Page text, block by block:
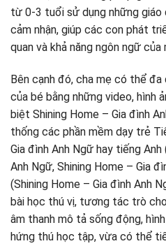
từ 0-3 tuổi sử dụng những giáo
cảm nhận, giúp các con phát
quan và khả năng ngôn ngữ của
Bên cạnh đó, cha mẹ có thể
của bé bằng những video, hình
biệt Shining Home – Gia đình
thống các phần mềm dạy trẻ
Gia đình Anh Ngữ hay tiếng
Anh Ngữ, Shining Home – Gia
(Shining Home – Gia đình Anh
bài học thú vị, tương tác trò
âm thanh mô tả sống động,
hứng thú học tập, vừa có thể